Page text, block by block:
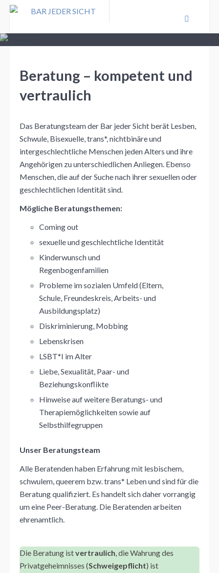
Beratung – kompetent und
vertraulich
Das Beratungsteam der Bar jeder Sicht berät Lesben,
Schwule, Bisexuelle, trans*, nichtbinäre und
intergeschlechtliche Menschen jeden Alters und ihre
Angehörigen zu unterschiedlichen Anliegen. Ebenso
Menschen, die auf der Suche nach ihrer sexuellen oder
geschlechtlichen Identität sind.
Mögliche Beratungsthemen:
Coming out
sexuelle und geschlechtliche Identität
Kinderwunsch und
Regenbogenfamilien
Probleme im sozialen Umfeld (Eltern,
Schule, Freundeskreis, Arbeits- und
Ausbildungsplatz)
Diskriminierung, Mobbing
Lebenskrisen
LSBT*I im Alter
Liebe, Sexualität, Paar- und
Beziehungskonflikte
Hinweise auf weitere Beratungs- und
Therapiemöglichkeiten sowie auf
Selbsthilfegruppen
Unser Beratungsteam
Alle Beratenden haben Erfahrung mit lesbischem,
schwulem, queerem bzw. trans* Leben und sind für die
Beratung qualifiziert. Es handelt sich daher vorrangig
um eine Peer-Beratung. Die Beratenden arbeiten
ehrenamtlich.
Die Beratung istvertraulich, die Wahrung des
Privatgeheimnisses (Schweigepflicht) ist